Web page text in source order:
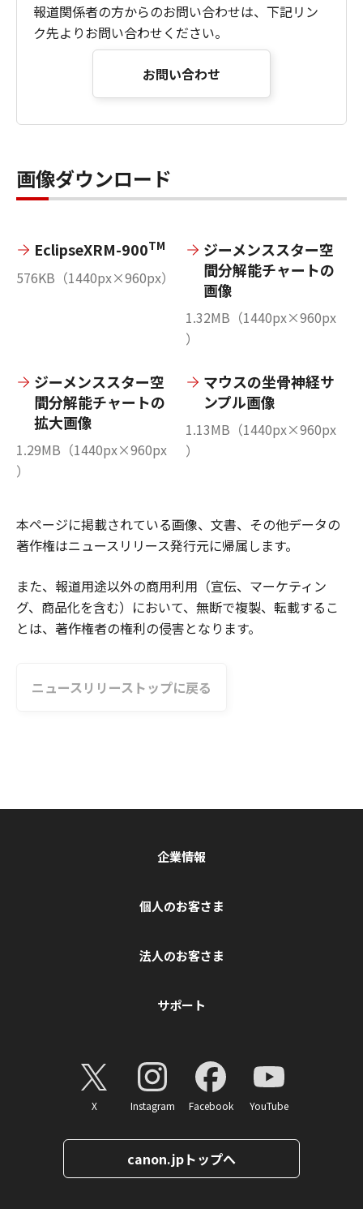
報道関係者の方からのお問い合わせは、下記リン
ク先よりお問い合わせください。
お問い合わせ
画像ダウンロード
EclipseXRM-900TM
576KB（1440px×960px）
ジーメンススター空
間分解能チャートの
画像
1.32MB（1440px×960px
）
ジーメンススター空
間分解能チャートの
拡大画像
1.29MB（1440px×960px
）
マウスの坐骨神経サ
ンプル画像
1.13MB（1440px×960px
）
本ページに掲載されている画像、文書、その他データの
著作権はニュースリリース発行元に帰属します。
また、報道用途以外の商用利用（宣伝、マーケティン
グ、商品化を含む）において、無断で複製、転載するこ
とは、著作権者の権利の侵害となります。
ニュースリリーストップに戻る
企業情報
個人のお客さま
法人のお客さま
サポート
X Instagram Facebook YouTube
canon.jpトップへ